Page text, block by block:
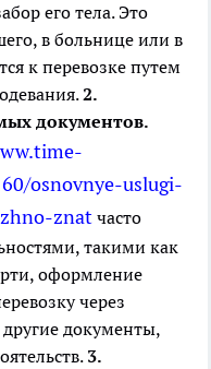
его тела. Это
в больнице или в
к перевозке путем
2.
документов.
osnovnye-uslugi-
znat часто
такими как
оформление
через
другие документы,
3.